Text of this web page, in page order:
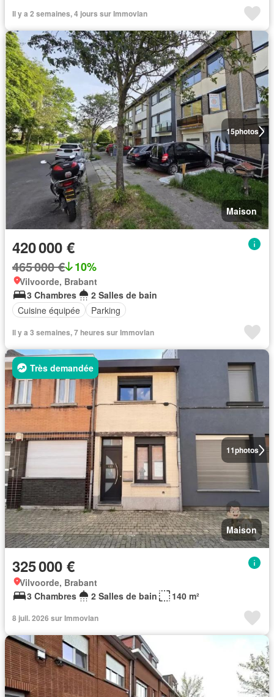
Il y a 2 semaines, 4 jours sur Immovlan
15photos
Maison
420 000 €
465 000 € 10%
Vilvoorde, Brabant
3 Chambres
2 Salles de bain
Cuisine équipée
Parking
Il y a 3 semaines, 7 heures sur Immovlan
11photos
Très demandée
Maison
325 000 €
Vilvoorde, Brabant
3 Chambres
2 Salles de bain 140 m²
8 juil. 2026 sur Immovlan